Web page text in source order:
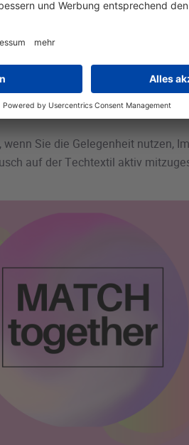
ist eine Anmeldung
Teilnehmende zur Verfügung.
zu den Formaten, Zeiten und
steht Ihnen Mareike Giebeler (Tex
mode.de
wenn Sie die Gelegenheit nutzen,
auf der Techtextil aktiv